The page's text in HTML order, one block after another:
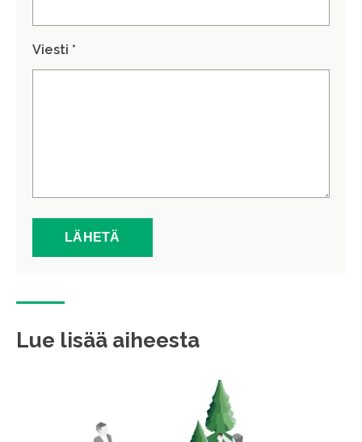
Viesti *
Lue lisää aiheesta